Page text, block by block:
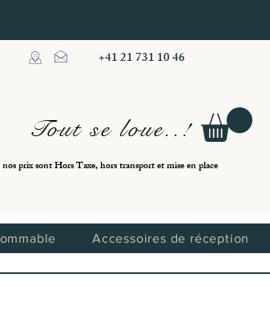
+41 21 731 10 46
Tout se loue..!
prix sont Hors Taxe, hors transport et mise en place
Accessoires de réception